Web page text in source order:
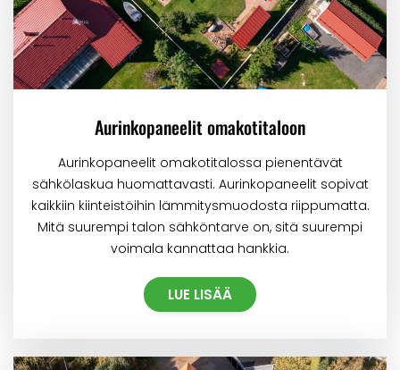
Aurinkopaneelit omakotitaloon
Aurinkopaneelit omakotitalossa pienentävät
sähkölaskua huomattavasti. Aurinkopaneelit sopivat
kaikkiin kiinteistöihin lämmitysmuodosta riippumatta.
Mitä suurempi talon sähköntarve on, sitä suurempi
voimala kannattaa hankkia.
LUE LISÄÄ